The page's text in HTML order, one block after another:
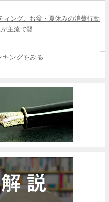
ィング、お盆・夏休みの消費行動
主流で賢...
キングをみる